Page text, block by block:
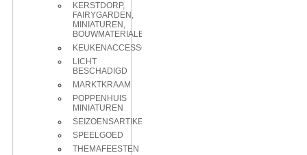
KERSTDORP,
FAIRYGARDEN,
MINIATUREN,
BOUWMATERIALEN
KEUKENACCESSOIRES
LICHT
BESCHADIGD
MARKTKRAAM
POPPENHUIS
MINIATUREN
SEIZOENSARTIKELEN
SPEELGOED
THEMAFEESTEN